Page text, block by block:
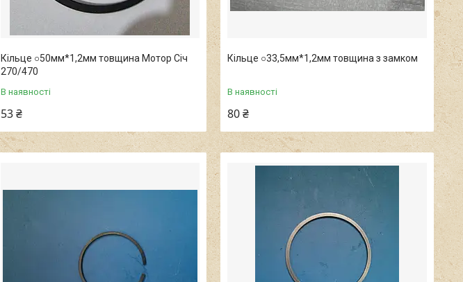
Кільце ○50мм*1,2мм товщина Мотор Січ
270/470
В наявності
53 ₴
Кільце ○33,5мм*1,2мм товщина з замком
В наявності
80 ₴